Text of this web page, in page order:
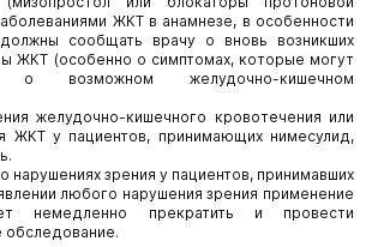
ЖКТ в анамнезе, в особенности
сообщать врачу о вновь возникших
ЖКТ (особенно о симптомах, которые могут
о возможном желудочно-кишечном
желудочно-кишечного кровотечения или
ЖКТ у пациентов, принимающих нимесулид,
нарушениях зрения у пациентов, принимавших
любого нарушения зрения применение
немедленно прекратить и провести
обследование.